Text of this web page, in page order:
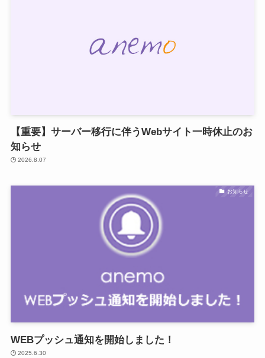
【重要】サーバー移行に伴うWebサイト一時休止のお
知らせ
2026.8.07
お知らせ
WEBプッシュ通知を開始しました！
2025.6.30